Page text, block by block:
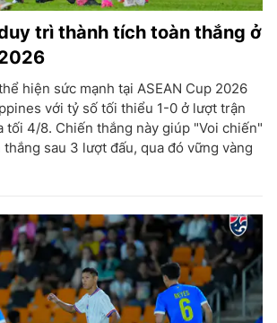
trì thành tích toàn thắng ở
hiện sức mạnh tại ASEAN Cup 2026
với tỷ số tối thiểu 1-0 ở lượt trận
tối 4/8. Chiến thắng này giúp "Voi chiến"
sau 3 lượt đấu, qua đó vững vàng